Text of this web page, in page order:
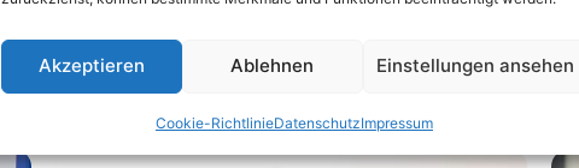
Akzeptieren Ablehnen Einstellungen ansehen
Cookie-RichtlinieDatenschutzImpressum
Weitere interessante Artikel